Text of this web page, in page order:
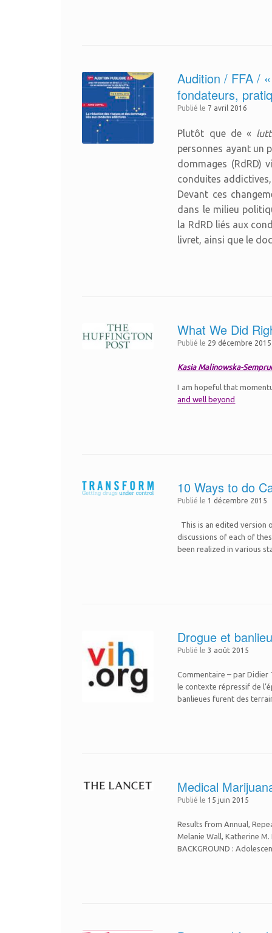
Audition / FFA /
fondateurs,
Publié le 7 avril 2016
Plutôt que de «
personnes ayant un
dommages (RdRD)
conduites
Devant ces
dans le milieu
la RdRD liés aux
livret, ainsi que le
What We Did
Publié le 29 décembre 2015
Kasia Malinowska-
I am hopeful that
and well beyond
10 Ways to do
Publié le 1 décembre 2015
This is an edited version
discussions of each of
been realized in various
Drogue et
Publié le3 août 2015
Commentaire – par Didier
le contexte répressif de
banlieues furent des
Medical
Publié le 15 juin 2015
Results from Annual,
Melanie Wall, Katherine
BACKGROUND :